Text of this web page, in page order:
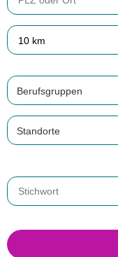
10 km
Berufsgruppen
Standorte